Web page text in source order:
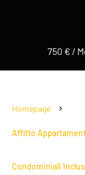
750 € /
Homepage
Affitto
Condominiali